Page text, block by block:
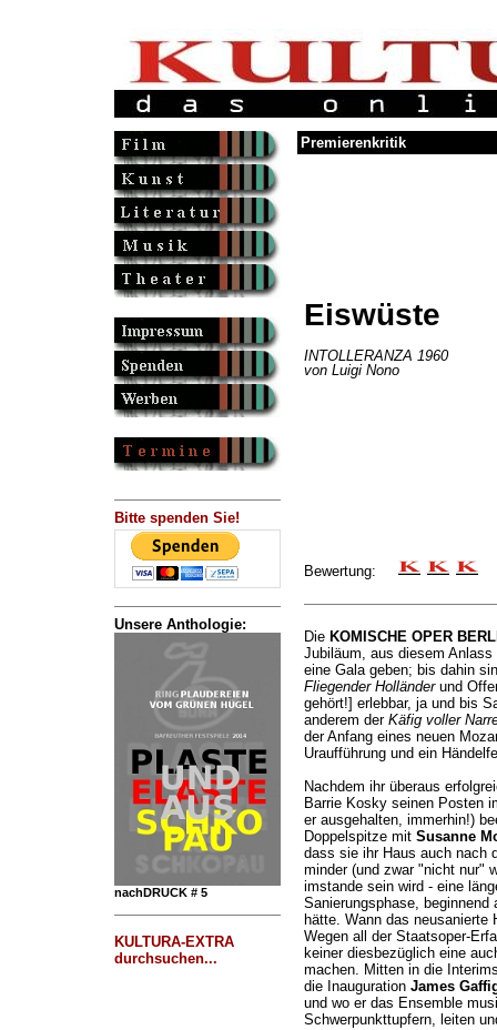
Bitte spenden Sie!
Unsere Anthologie:
nachDRUCK # 5
KULTURA-EXTRA
durchsuchen...
Premierenkritik
Eiswüste
INTOLLERANZA 1960
von Luigi Nono
Bewertung:
Die KOMISCHE OPER
Jubiläum, aus diesem
eine Gala geben; bis dahin
Fliegender Holländerund
gehört!] erlebbar, ja und bis
anderem der Käfig voller
der Anfang eines neuen
Uraufführung und ein
Nachdem ihr überaus
Barrie Kosky seinen Posten
er ausgehalten, immerhin!)
Doppelspitze mit Susanne
dass sie ihr Haus auch nach
minder (und zwar "nicht nur"
imstande sein wird - eine
Sanierungsphase,
hätte. Wann das neusanierte
Wegen all der Staatsoper-
keiner diesbezüglich eine
machen. Mitten in die
die Inauguration James
und wo er das Ensemble
Schwerpunkttupfern, leiten